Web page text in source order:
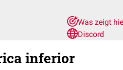
Was zeigt
Discord
inferior